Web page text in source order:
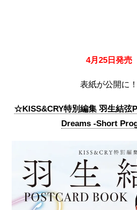
4月25日発売
表紙が公開に！
☆KISS&CRY特別編集 羽生結弦
Dreams -Short